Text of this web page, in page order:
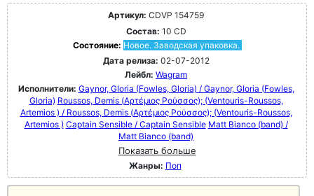
Артикул: CDVP 154759
Состав: 10 CD
Состояние: Новое. Заводская упаковка.
Дата релиза: 02-07-2012
Лейбл: Wagram
Исполнители: Gaynor, GIoria (Fowles, Gloria) / Gaynor, GIoria (Fowles,
Gloria) Roussos, Demis (Αρτέμιος Ρούσσος); (Ventouris-Roussos,
Artemios ) / Roussos, Demis (Αρτέμιος Ρούσσος); (Ventouris-Roussos,
Artemios ) Captain Sensible / Captain Sensible Matt Bianco (band) /
Matt Bianco (band)
Показать больше
Жанры: Поп